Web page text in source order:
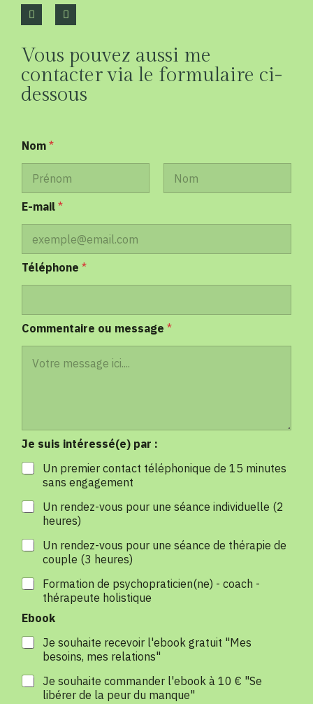
Vous pouvez aussi me
contacter via le formulaire ci-
dessous
Nom *
E-mail *
Téléphone *
Commentaire ou message *
Je suis intéressé(e) par :
Un premier contact téléphonique de 15 minutes
sans engagement
Un rendez-vous pour une séance individuelle (2
heures)
Un rendez-vous pour une séance de thérapie de
couple (3 heures)
Formation de psychopraticien(ne) - coach -
thérapeute holistique
Ebook
Je souhaite recevoir l'ebook gratuit "Mes
besoins, mes relations"
Je souhaite commander l'ebook à 10 € "Se
libérer de la peur du manque"